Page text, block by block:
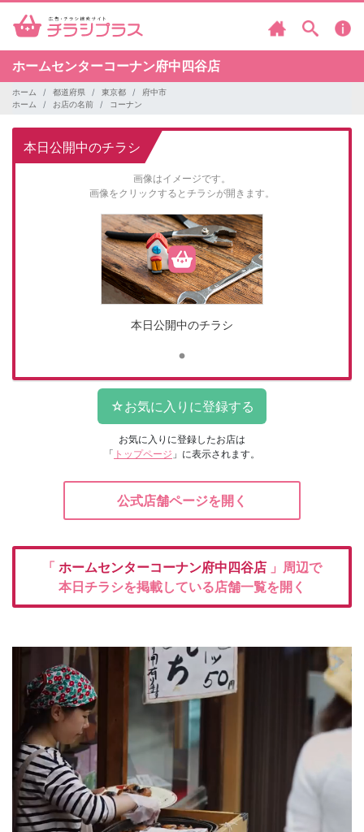
ホームセンターコーナン府中四谷店
ホーム 都道府県 東京都
府中市
ホーム
お店の名前 コーナン
本日公開中のチラシ
画像はイメージです。
画像をクリックするとチラシが開きます。
本日公開中のチラシ
お気に入りに登録したお店は
「 トップページ 」に表示されます。
公式店舗ページを開く
「 ホームセンターコーナン府中四谷店 」周辺で
本日チラシを掲載している店舗一覧を開く